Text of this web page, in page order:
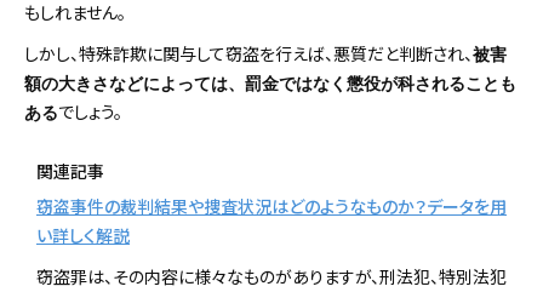
もしれません。
しかし、特殊詐欺に関与して窃盗を行えば、悪質だと判断され、被害
額の大きさなどによっては、罰金ではなく懲役が科されることも
あるでしょう。
関連記事
窃盗事件の裁判結果や捜査状況はどのようなものか？データを用
い詳しく解説
窃盗罪は、その内容に様々なものがありますが、刑法犯、特別法犯